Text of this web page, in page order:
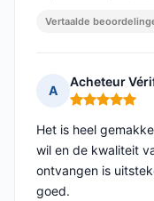
Vertaalde
A
Acheteur
Opmerking: 5
Het is heel
wil en de kwaliteit
ontvangen is
goed.